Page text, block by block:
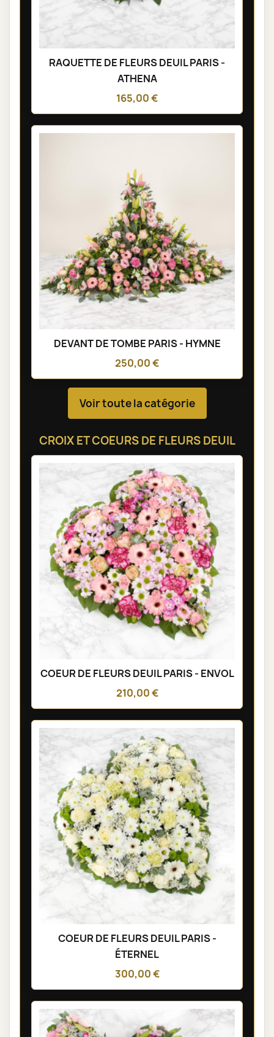
RAQUETTE DE FLEURS DEUIL PARIS -
ATHENA
165,00 €
DEVANT DE TOMBE PARIS - HYMNE
250,00 €
Voir toute la catégorie
CROIX ET COEURS DE FLEURS DEUIL
COEUR DE FLEURS DEUIL PARIS - ENVOL
210,00 €
COEUR DE FLEURS DEUIL PARIS -
ÉTERNEL
300,00 €